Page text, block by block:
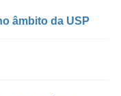
âmbito da USP